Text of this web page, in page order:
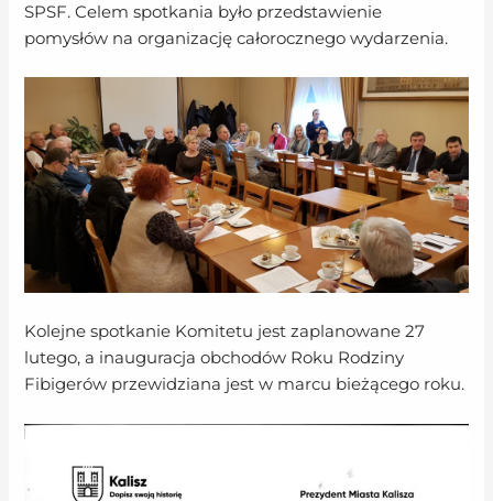
SPSF. Celem spotkania było przedstawienie
pomysłów na organizację całorocznego wydarzenia.
Kolejne spotkanie Komitetu jest zaplanowane 27
lutego, a inauguracja obchodów Roku Rodziny
Fibigerów przewidziana jest w marcu bieżącego roku.